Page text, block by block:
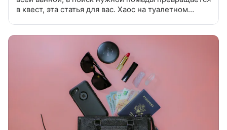
в квест, эта статья для вас. Хаос на туалетном